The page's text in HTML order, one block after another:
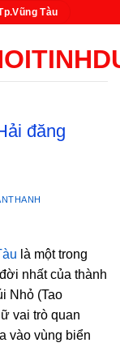
Tàu
đăng
là một trong
nhất của thành
Nhỏ (Tao
vai trò quan
vào vùng biển